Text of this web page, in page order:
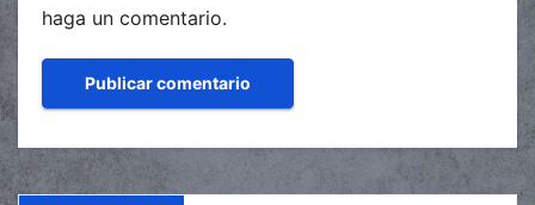
haga un comentario.